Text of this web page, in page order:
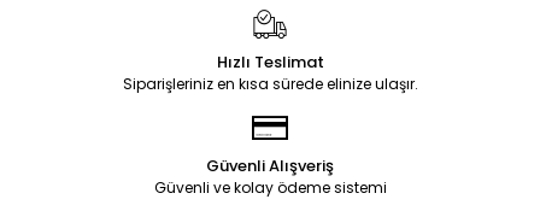
Hızlı Teslimat
Siparişleriniz en kısa sürede elinize ulaşır.
Güvenli Alışveriş
Güvenli ve kolay ödeme sistemi